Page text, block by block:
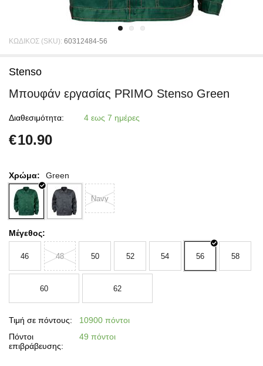
ΚΩΔΙΚΟΣ (SKU): 60312484-56
Stenso
Μπουφάν εργασίας PRIMO Stenso Green
Διαθεσιμότητα: 4 εως 7 ημέρες
€10.90
Χρώμα: Green
Navy
Μέγεθος:
46 48 50 52 54 56 58
60 62
Τιμή σε πόντους:
10900 πόντοι
Πόντοι
επιβράβευσης:
49 πόντοι